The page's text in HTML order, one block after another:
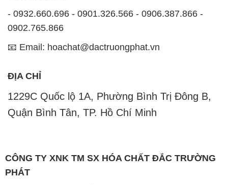
- 0932.660.696 - 0901.326.566 - 0906.387.866 -
0902.765.866
📧 Email: hoachat@dactruongphat.vn
ĐỊA CHỈ
1229C Quốc lộ 1A, Phường Bình Trị Đông B,
Quận Bình Tân, TP. Hồ Chí Minh
CÔNG TY XNK TM SX HÓA CHẤT ĐẮC TRƯỜNG
PHÁT